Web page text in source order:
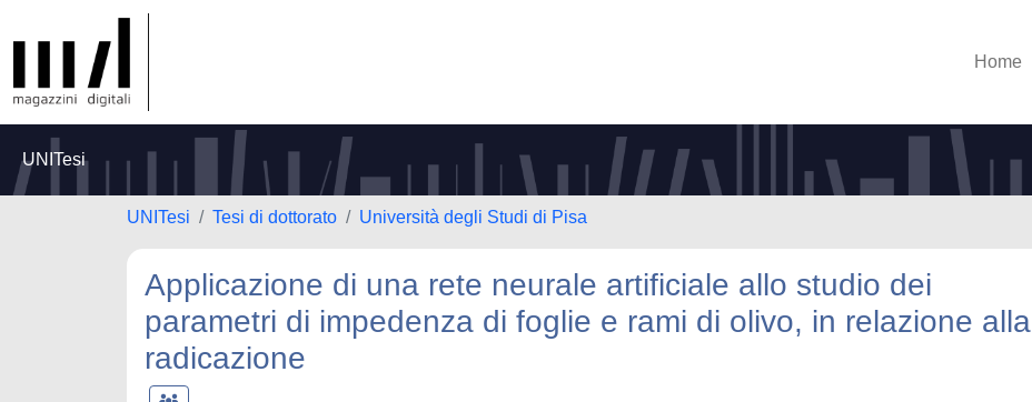
Home
UNITesi
UNITesi Tesi di dottorato Università degli Studi di Pisa
Applicazione di una rete neurale artificiale allo studio dei
parametri di impedenza di foglie e rami di olivo, in relazione alla
radicazione